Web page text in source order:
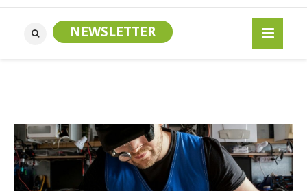
NEWSLETTER